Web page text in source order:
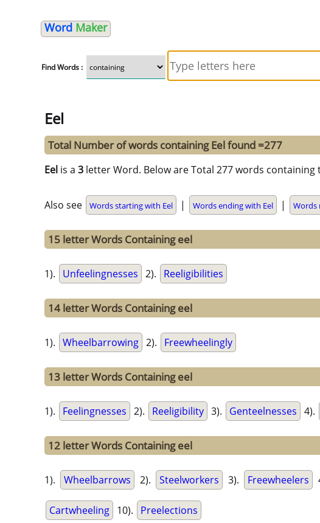
Word Maker
Find Words :
Eel
Total Number of words containing Eel found =277
Eel is a 3 letter Word. Below are Total 277 words
Also see Words starting with Eel | Words ending with Eel | Words
15 letter Words Containing eel
1). Unfeelingnesses 2). Reeligibilities
14 letter Words Containing eel
1). Wheelbarrowing 2). Freewheelingly
13 letter Words Containing eel
1). Feelingnesses 2). Reeligibility 3). Genteelnesses 4).
12 letter Words Containing eel
1). Wheelbarrows 2). Steelworkers 3). Freewheelers
Cartwheeling 10). Preelections